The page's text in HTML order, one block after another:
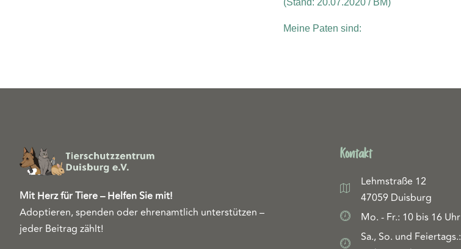
(Stand: 20.07.2020 / BM)
Meine Paten sind:
Mit Herz für Tiere – Helfen Sie mit!
Adoptieren, spenden oder ehrenamtlich unterstützen –
jeder Beitrag zählt!
Kontakt
Lehmstraße 12
47059 Duisburg
Mo. - Fr.: 10 bis 16 Uhr
Sa., So. und Feiertags.: